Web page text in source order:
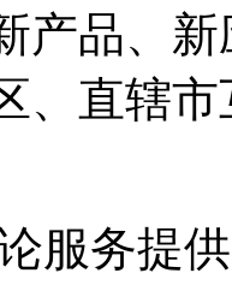
产品、
、直辖
服务提